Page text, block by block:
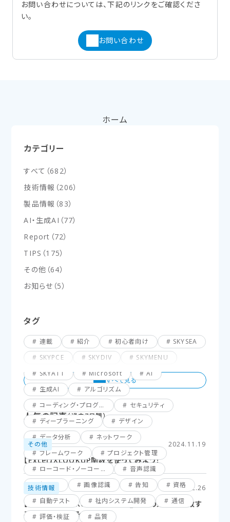
お問い合わせについては、下記のリンクをご確認くださ
い。
お問い合わせ
ホーム
カテゴリー
すべて （682）
技術情報 （206）
製品情報 （83）
AI・生成AI （77）
Report （72）
TIPS （175）
その他 （64）
お知らせ （5）
タグ
連載 紹介 初心者向け
SKYSEA
SKYPCE
SKYDIV
SKYMENU
SKYATT
Microsoft
AI
生成AI
アルゴリズム
コーディング・プログラミング
セキュリティ
ディープラーニング
デザイン
データ分析
ネットワーク
フレームワーク
プロジェクト管理
ローコード・ノーコード
音声認識
仮想化
画像認識 告知
資格
自動テスト
社内システム開発
通信
評価・検証
品質
人気の記事（過去7日間）
その他 2024.11.19
【Excel】XLOOKUP関数を使ってみよう！
技術情報 2025.02.26
【Excel】XLOOKUP関数応用編_複数の条件に一致す
るセルを探してみよう！